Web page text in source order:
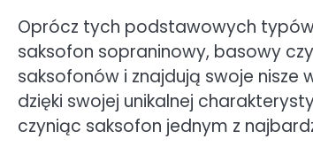
Oprócz tych podstawowych
saksofon sopraninowy, basowy
saksofonów i znajdują swoje
dzięki swojej unikalnej
czyniąc saksofon jednym z